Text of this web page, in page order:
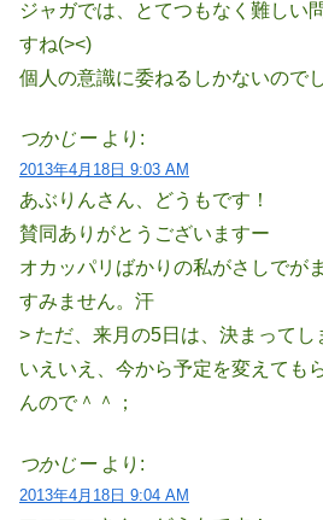
ジャガでは、とてつもなく難しい
すね(><)
個人の意識に委ねるしかないので
つかじー より:
2013年4月18日 9:03 AM
あぶりんさん、どうもです！
賛同ありがとうございますー
オカッパリばかりの私がさしでが
すみません。汗
> ただ、来月の5日は、決まってし
いえいえ、今から予定を変えても
んので＾＾；
つかじー より:
2013年4月18日 9:04 AM